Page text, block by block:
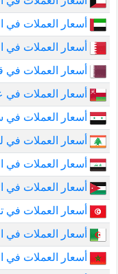
أسعار العملات في
أسعار العملات في
أسعار العملات في
أسعار العملات في
أسعار العملات في
أسعار العملات في
أسعار العملات في
أسعار العملات في
أسعار العملات في
أسعار العملات في
أسعار العملات في